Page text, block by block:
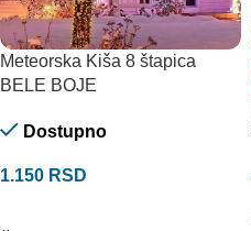
Meteorska Kiša 8 štapica
BELE BOJE
Dostupno
1.150 RSD